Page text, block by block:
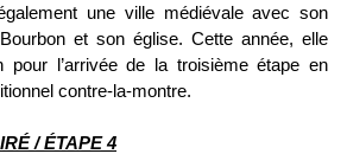
une ville médiévale avec son
et son église. Cette année, elle
pour l’arrivée de la troisième étape en
contre-la-montre.
/ ÉTAPE 4